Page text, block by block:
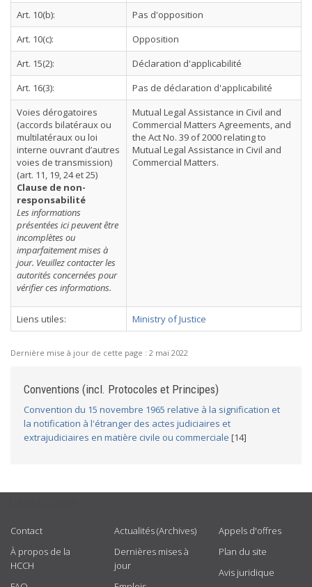
Art. 10(b):
Pas d'opposition
Art. 10(c):
Opposition
Art. 15(2):
Déclaration d'applicabilité
Art. 16(3):
Pas de déclaration d'applicabilité
Voies dérogatoires
(accords bilatéraux ou
multilatéraux ou loi
interne ouvrant d’autres
voies de transmission)
(art. 11, 19, 24 et 25)
Clause de non-
responsabilité
Les informations
présentées ici peuvent être
incomplètes ou
imparfaitement mises à
jour. Veuillez contacter les
autorités concernées pour
vérifier ces informations.
Mutual Legal Assistance in Civil and
Commercial Matters Agreements, and
the Act No. 39 of 2000 relating to
Mutual Legal Assistance in Civil and
Commercial Matters.
Liens utiles: Ministry of Justice
Dernière mise à jour de cette page : 2 mai 2022
Conventions (incl. Protocoles et Principes)
Convention du 15 novembre 1965 relative à la signification et
la notification à l'étranger des actes judiciaires et
extrajudiciaires en matière civile ou commerciale [14]
Contact
À propos de la
HCCH
Actualités (Archives)
Dernières mises à
jour
Appels d'offres
Plan du site
Avis juridique